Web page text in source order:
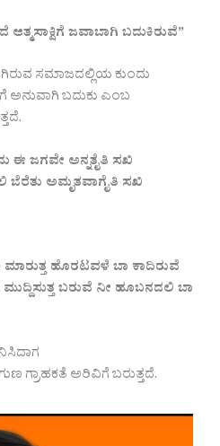
ಆತ್ಮಸಾಕ್ಷಿಗೆ ಜವಾಬಾಗಿ ಬದುಕಿರುವೆ”
ಸಮಾಜದಲ್ಲಿಯ ಕುಂದು
ಅನುವಾಗಿ ಬದುಕು ಎಂಬ
ಈ ಜಗವೇ ಅನ್ನತೈತಿ ಸಖಿ
ಅಮೃತವಾಗೈತಿ ಸಖಿ
ಮಾರುತ್ತ ಹೊರಟವಳೆ ಬಾ ಕಾದಿರುವೆ
ಬರುವೆ ನೀ ಹೂಬನದಲಿ ಬಾ
ಗ್ರಾಹಕತೆ ಅರಿವಿಗೆ ಬರುತ್ತದೆ.